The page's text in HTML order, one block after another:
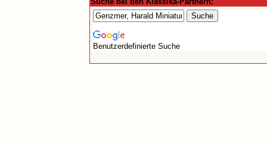
Benutzerdefinierte Suche